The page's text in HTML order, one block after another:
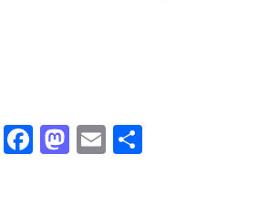
Facebook
Mastodon
Email